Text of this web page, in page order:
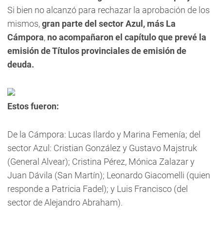
Si bien no alcanzó para rechazar la aprobación de los
mismos,gran parte del sector Azul, más La
Cámpora, no acompañaron el capítulo que prevé la
emisión de Títulos provinciales de emisión de
deuda.
Estos fueron:
De la Cámpora: Lucas Ilardo y Marina Femenía; del
sector Azul: Cristian González y Gustavo Majstruk
(General Alvear); Cristina Pérez, Mónica Zalazar y
Juan Dávila (San Martín); Leonardo Giacomelli (quien
responde a Patricia Fadel); y Luis Francisco (del
sector de Alejandro Abraham).